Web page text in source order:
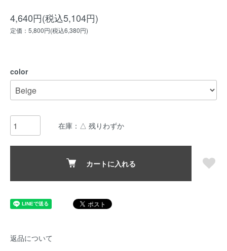
4,640円(税込5,104円)
定価：5,800円(税込6,380円)
color
在庫：△ 残りわずか
カートに入れる
返品について